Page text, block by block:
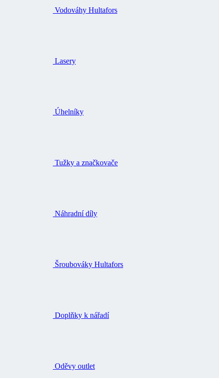
Vodováhy Hultafors
Lasery
Úhelníky
Tužky a značkovače
Náhradní díly
Šroubováky Hultafors
Doplňky k nářadí
Oděvy outlet